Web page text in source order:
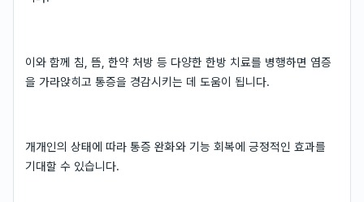
이와 함께 침, 뜸, 한약 처방 등 다양한 한방 치료를 병행하면 염증
을 가라앉히고 통증을 경감시키는 데 도움이 됩니다.
개개인의 상태에 따라 통증 완화와 기능 회복에 긍정적인 효과를
기대할 수 있습니다.